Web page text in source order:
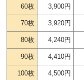
60枚 3,900円
70枚 3,920円
80枚 4,240円
90枚 4,410円
100枚 4,500円